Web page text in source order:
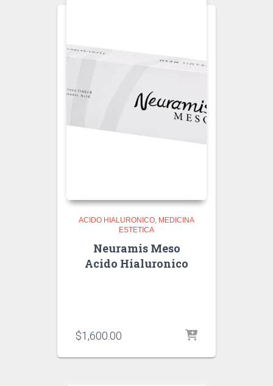
ACIDO HIALURONICO MEDICINA
ESTETICA
Neuramis Meso
Acido Hialuronico
$1,600.00